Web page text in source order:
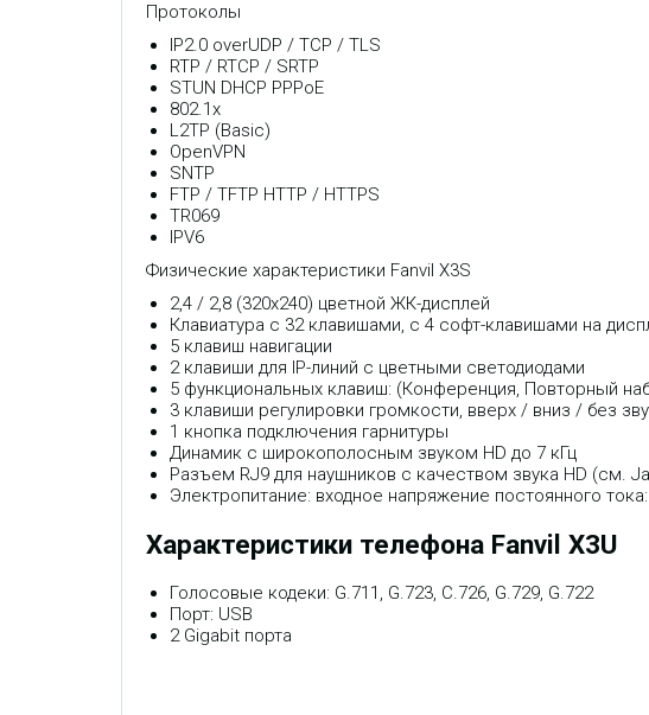
Протоколы
IP2.0 overUDP / TCP / TLS
RTP / RTCP / SRTP
STUN DHCP PPPoE
802.1x
L2TP (Basic)
OpenVPN
SNTP
FTP / TFTP HTTP / HTTPS
TR069
IPV6
Физические характеристики Fanvil X3S
2,4 / 2,8 (320x240) цветной ЖК-дисплей
Клавиатура с 32 клавишами, с 4 софт-клавишами на
5 клавиш навигации
2 клавиши для IP-линий с цветными светодиодами
5 функциональных клавиш: (Конференция, Повторный
3 клавиши регулировки громкости, вверх / вниз / без
1 кнопка подключения гарнитуры
Динамик с широкополосным звуком HD до 7 кГц
Разъем RJ9 для наушников с качеством звука HD (см.
Электропитание: входное напряжение постоянного
Характеристики телефона Fanvil X3U
Голосовые кодеки: G.711, G.723, C.726, G.729, G.722
Порт: USB
2 Gigabit порта